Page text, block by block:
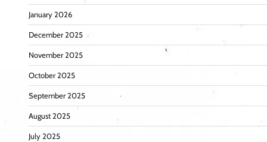
January 2026
December 2025
November 2025
October 2025
September 2025
August 2025
July 2025